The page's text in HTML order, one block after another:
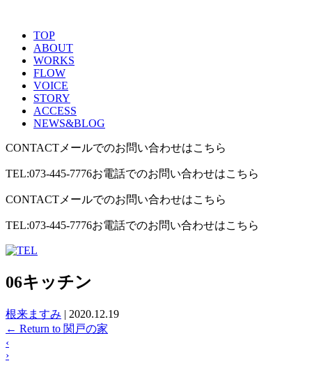
TOP
ABOUT
WORKS
FLOW
VOICE
STORY
ACCESS
NEWS&BLOG
CONTACT メールでのお問い合わせはこちら
TEL:073-445-7776お電話でのお問い合わせはこちら
CONTACT メールでのお問い合わせはこちら
TEL:073-445-7776お電話でのお問い合わせはこちら
06キッチン
根来ますみ | 2020.12.19
← Return to 関戸の家
‹
›